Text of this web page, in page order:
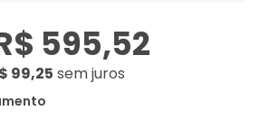
595,52
99,25 sem juros